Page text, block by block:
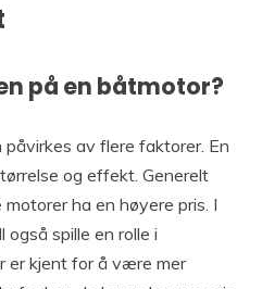
på en båtmotor?
av flere faktorer. En
og effekt. Generelt
ha en høyere pris. I
også spille en rolle i
er kjent for å være mer